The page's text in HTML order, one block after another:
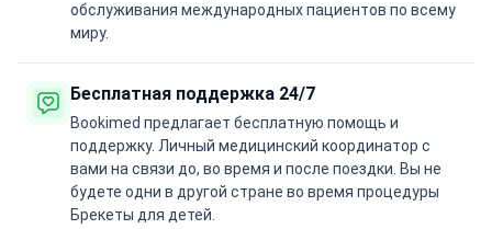
обслуживания международных пациентов по всему
миру.
Бесплатная поддержка 24/7
Bookimed предлагает бесплатную помощь и
поддержку. Личный медицинский координатор с
вами на связи до, во время и после поездки. Вы не
будете одни в другой стране во время процедуры
Брекеты для детей.